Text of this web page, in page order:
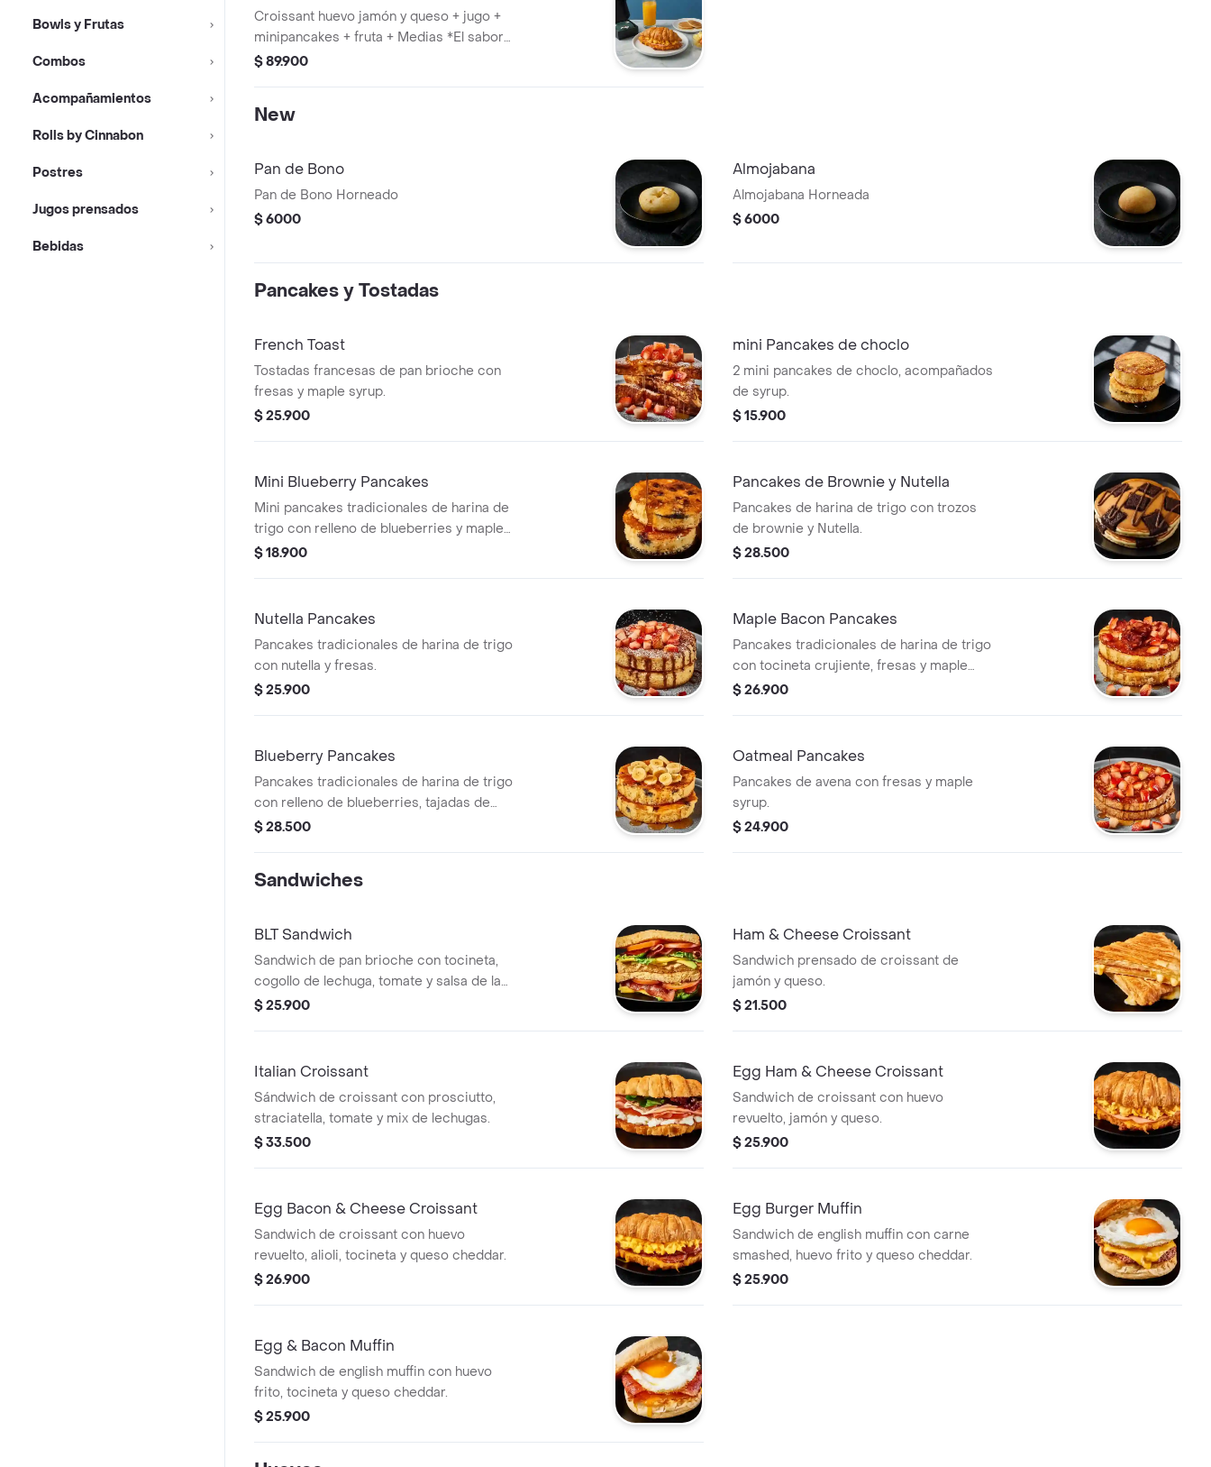
Bowls y Frutas
Combos
Acompañamientos
Rolls by Cinnabon
Postres
Jugos prensados
Bebidas
Croissant huevo jamón y queso + jugo +
minipancakes + fruta + Medias *El sabor
del jugo y el diseño de las medias están
$ 89.900
New
Pan de Bono
Pan de Bono Horneado
$ 6000
Almojabana
Almojabana Horneada
$ 6000
Pancakes y Tostadas
French Toast
Tostadas francesas de pan brioche con
fresas y maple syrup.
$ 25.900
mini Pancakes de choclo
2 mini pancakes de choclo, acompañados
de syrup.
$ 15.900
Mini Blueberry Pancakes
Mini pancakes tradicionales de harina de
trigo con relleno de blueberries y maple
syrup.
$ 18.900
Pancakes de Brownie y Nutella
Pancakes de harina de trigo con trozos
de brownie y Nutella.
$ 28.500
Nutella Pancakes
Pancakes tradicionales de harina de trigo
con nutella y fresas.
$ 25.900
Maple Bacon Pancakes
Pancakes tradicionales de harina de trigo
con tocineta crujiente, fresas y maple
syrup.
$ 26.900
Blueberry Pancakes
Pancakes tradicionales de harina de trigo
con relleno de blueberries, tajadas de
banano y maple syrup.
$ 28.500
Oatmeal Pancakes
Pancakes de avena con fresas y maple
syrup.
$ 24.900
Sandwiches
BLT Sandwich
Sandwich de pan brioche con tocineta,
cogollo de lechuga, tomate y salsa de la
casa.
$ 25.900
Ham & Cheese Croissant
Sandwich prensado de croissant de
jamón y queso.
$ 21.500
Italian Croissant
Sándwich de croissant con prosciutto,
straciatella, tomate y mix de lechugas.
$ 33.500
Egg Ham & Cheese Croissant
Sandwich de croissant con huevo
revuelto, jamón y queso.
$ 25.900
Egg Bacon & Cheese Croissant
Sandwich de croissant con huevo
revuelto, alioli, tocineta y queso cheddar.
$ 26.900
Egg Burger Muffin
Sandwich de english muffin con carne
smashed, huevo frito y queso cheddar.
$ 25.900
Egg & Bacon Muffin
Sandwich de english muffin con huevo
frito, tocineta y queso cheddar.
$ 25.900